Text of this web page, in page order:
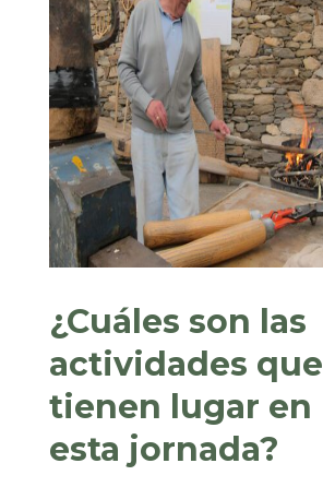
¿Cuáles son las
actividades que
tienen lugar en
esta jornada?